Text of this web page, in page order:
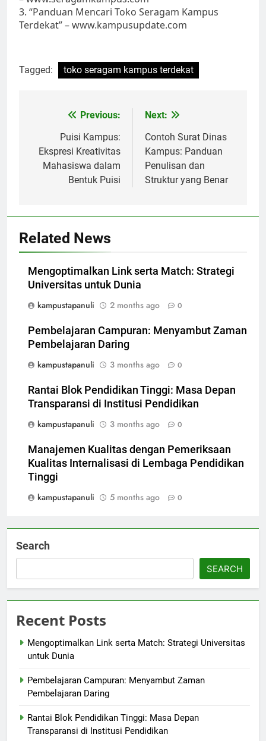
3. “Panduan Mencari Toko Seragam Kampus
Terdekat” – www.kampusupdate.com
Tagged: toko seragam kampus terdekat
navigation
Previous:
Puisi Kampus:
Ekspresi Kreativitas
Mahasiswa dalam
Bentuk Puisi
Next:
Contoh Surat Dinas
Kampus: Panduan
Penulisan dan
Struktur yang Benar
Related News
Mengoptimalkan Link serta Match: Strategi
Universitas untuk Dunia
kampustapanuli
2 months ago 0
Pembelajaran Campuran: Menyambut Zaman
Pembelajaran Daring
kampustapanuli
3 months ago 0
Rantai Blok Pendidikan Tinggi: Masa Depan
Transparansi di Institusi Pendidikan
kampustapanuli
3 months ago 0
Manajemen Kualitas dengan Pemeriksaan
Kualitas Internalisasi di Lembaga Pendidikan
Tinggi
kampustapanuli
5 months ago 0
Search
SEARCH
Recent Posts
Mengoptimalkan Link serta Match: Strategi Universitas
untuk Dunia
Pembelajaran Campuran: Menyambut Zaman
Pembelajaran Daring
Rantai Blok Pendidikan Tinggi: Masa Depan
Transparansi di Institusi Pendidikan